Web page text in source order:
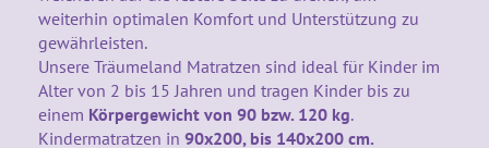
weiterhin optimalen Komfort und Unterstützung zu
gewährleisten.
Unsere Träumeland Matratzen sind ideal für Kinder im
Alter von 2 bis 15 Jahren und tragen Kinder bis zu
einem Körpergewicht von 90 bzw. 120 kg.
Kindermatratzen in 90x200, bis 140x200 cm.